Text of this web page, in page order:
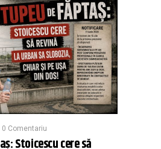
0 Comentariu
Stoicescu cere să